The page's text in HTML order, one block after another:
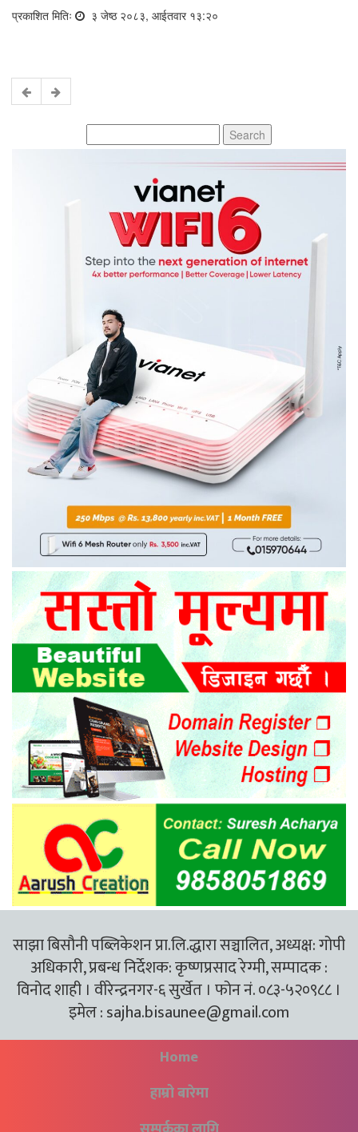
प्रकाशित मितिः ३ जेष्ठ २०८३, आईतवार १३:२०
for:
साझा बिसौनी पब्लिकेशन प्रा.लि.द्धारा सञ्चालित, अध्यक्ष: गोपी
अधिकारी, प्रबन्ध निर्देशक: कृष्णप्रसाद रेग्मी, सम्पादक :
विनोद शाही । वीरेन्द्रनगर-६ सुर्खेत । फोन नं. ०८३-५२०९८८ ।
इमेल :sajha.bisaunee@gmail.com
Home
हाम्रो बारेमा